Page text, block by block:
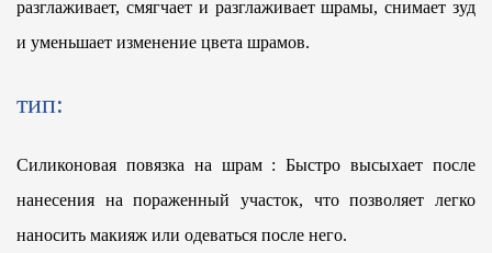
разглаживает, смягчает и разглаживает шрамы, снимает зуд
и уменьшает изменение цвета шрамов.
тип:
Силиконовая повязка на шрам : Быстро высыхает после
нанесения на пораженный участок, что позволяет легко
наносить макияж или одеваться после него.